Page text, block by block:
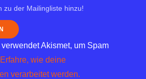
zu der Mailingliste hinzu!
Akismet, um Spam
Erfahre, wie deine
verarbeitet werden.